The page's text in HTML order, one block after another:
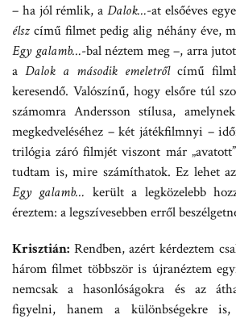
– ha jól rémlik, a Dalok…-at elsőéves
élsz című filmet pedig alig néhány éve,
Egy galamb…-bal néztem meg –, arra
a Dalok a második emeletrőlcímű
keresendő. Valószínű, hogy elsőre túl
számomra Andersson stílusa,
megkedveléséhez – két játékfilmnyi –
trilógia záró filmjét viszont már
tudtam is, mire számíthatok. Ez lehet
Egy galamb… került a legközelebb
éreztem: a legszívesebben erről
Krisztián: Rendben, azért kérdeztem
három filmet többször is újranéztem
nemcsak a hasonlóságokra és az
figyelni, hanem a különbségekre